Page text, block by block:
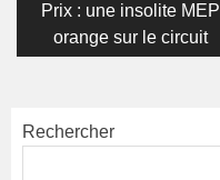
l’article
Prix : une insolite MEP
orange sur le circuit
Rechercher